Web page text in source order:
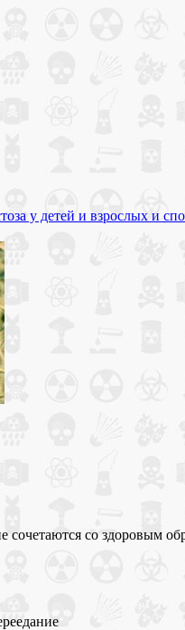
у детей и взрослых и
сочетаются со здоровым